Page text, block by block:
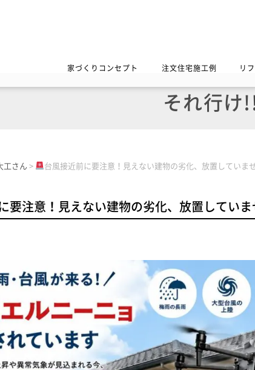
家づくりコンセプト 注文住宅施工例 リ
それ行け
工さん > 台風接近前に要注意！見えない建物の劣化、放置していま
要注意！見えない建物の劣化、放置していま